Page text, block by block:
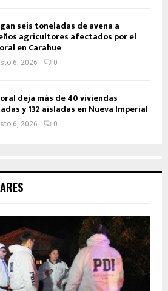
seis toneladas de avena a
agricultores afectados por el
en Carahue
6, 2026 0
deja más de 40 viviendas
y 132 aisladas en Nueva Imperial
6, 2026 0